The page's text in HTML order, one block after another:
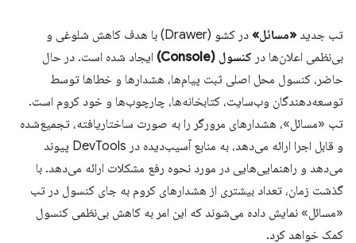
تب جدید «مسائل»
در کشو (Drawer) با هدف کاهش شلوغی و
بی‌نظمی اعلان‌ها در کنسول (Console)
ایجاد شده است. در حال
حاضر، کنسول محل اصلی ثبت پیام‌ها، هشدارها و خطاها توسط
توسعه‌دهندگان وب‌سایت، کتابخانه‌ها، چارچوب‌ها و خود کروم است.
تب «مسائل»، هشدارهای مرورگر را به صورت ساختاریافته، تجمیع‌شده
و قابل اجرا ارائه می‌دهد، به منابع آسیب‌دیده در DevTools پیوند
می‌دهد و راهنمایی‌هایی در مورد نحوه رفع مشکلات ارائه می‌دهد. با
گذشت زمان، تعداد بیشتری از هشدارهای کروم به جای کنسول در تب
«مسائل» نمایش داده می‌شوند که این امر به کاهش بی‌نظمی کنسول
کمک خواهد کرد.